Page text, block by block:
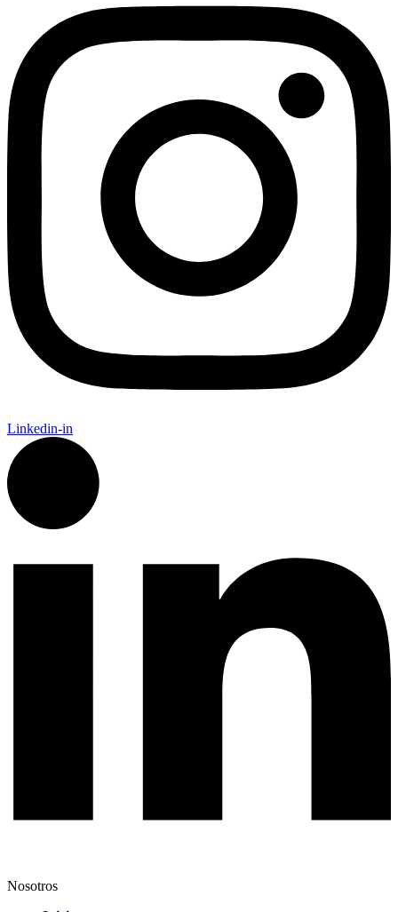
Linkedin-in
Nosotros